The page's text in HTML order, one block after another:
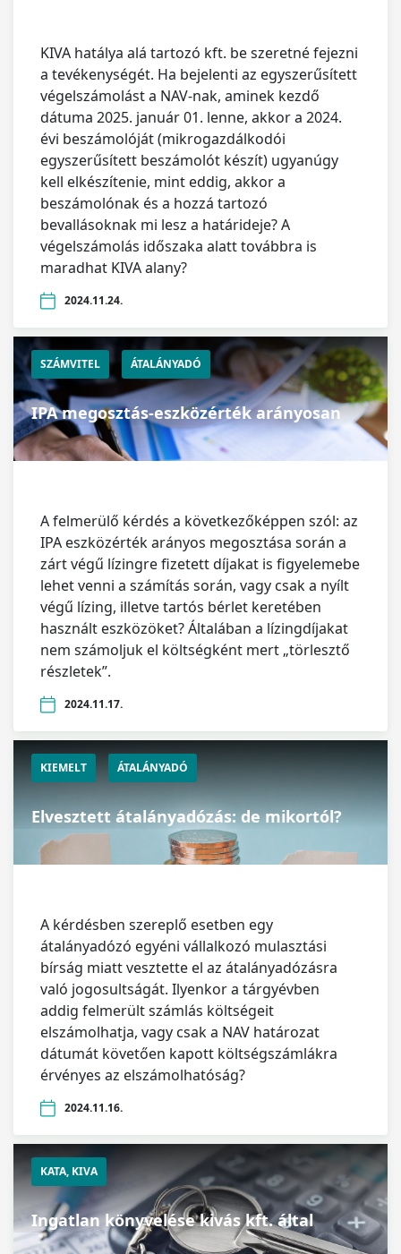
KIVA hatálya alá tartozó kft. be szeretné fejezni
a tevékenységét. Ha bejelenti az egyszerűsített
végelszámolást a NAV-nak, aminek kezdő
dátuma 2025. január 01. lenne, akkor a 2024.
évi beszámolóját (mikrogazdálkodói
egyszerűsített beszámolót készít) ugyanúgy
kell elkészítenie, mint eddig, akkor a
beszámolónak és a hozzá tartozó
bevallásoknak mi lesz a határideje? A
végelszámolás időszaka alatt továbbra is
maradhat KIVA alany?
2024.11.24.
SZÁMVITEL ÁTALÁNYADÓ
IPA megosztás-eszközérték arányosan
A felmerülő kérdés a következőképpen szól: az
IPA eszközérték arányos megosztása során a
zárt végű lízingre fizetett díjakat is figyelemebe
lehet venni a számítás során, vagy csak a nyílt
végű lízing, illetve tartós bérlet keretében
használt eszközöket? Általában a lízingdíjakat
nem számoljuk el költségként mert „törlesztő
részletek”.
2024.11.17.
KIEMELT ÁTALÁNYADÓ
Elvesztett átalányadózás: de mikortól?
A kérdésben szereplő esetben egy
átalányadózó egyéni vállalkozó mulasztási
bírság miatt vesztette el az átalányadózásra
való jogosultságát. Ilyenkor a tárgyévben
addig felmerült számlás költségeit
elszámolhatja, vagy csak a NAV határozat
dátumát követően kapott költségszámlákra
érvényes az elszámolhatóság?
2024.11.16.
KATA, KIVA
Ingatlan könyvelése kivás kft. által